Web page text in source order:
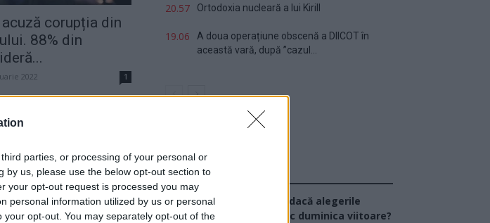
parties, or processing of your personal or
by us, please use the below opt-out section to
your opt-out request is processed you may
personal information utilized by us or personal
opt-out. You may separately opt-out of the
corupția din
88% din
2022 1
20.57 Ortodoxia nucleară a lui Kirill
19.06
A doua operațiune obscenă a DIICOT în
această vară, după ”cazul...
Sondaj
Ce partid ați vota dacă alegerile
parlamentare ar avea loc duminica viitoare?